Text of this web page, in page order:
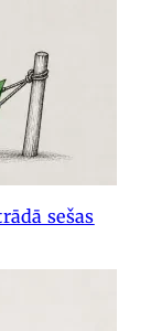
sešas